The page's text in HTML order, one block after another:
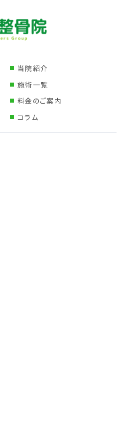
当院紹介
施術一覧
料金のご案内
コラム